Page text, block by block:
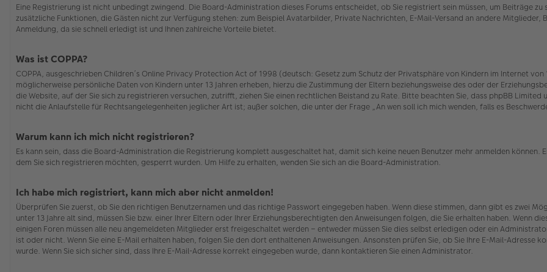
Eine Registrierung ist nicht unbedingt zwingend. Die Board-Administration dieses Forums entscheidet, ob Sie registriert sein müssen, um Beiträge
zusätzliche Funktionen, die Gästen nicht zur Verfügung stehen: zum Beispiel Avatarbilder, Private Nachrichten, E-Mail-Versand an andere
Anmeldung, da sie schnell erledigt ist und Ihnen zahlreiche Vorteile bietet.
Was ist COPPA?
COPPA, ausgeschrieben Children’s Online Privacy Protection Act of 1998 (deutsch: Gesetz zum Schutz der Privatsphäre von Kindern im Internet
möglicherweise persönliche Daten von Kindern unter 13 Jahren erheben, hierzu die Zustimmung der Eltern beziehungsweise des oder der
die Website, auf der Sie sich zu registrieren versuchen, zutrifft, ziehen Sie einen rechtlichen Beistand zu Rate. Bitte beachten Sie, dass phpBB
nicht die Anlaufstelle für Rechtsangelegenheiten jeglicher Art ist; außer solchen, die unter der Frage „An wen soll ich mich wenden, falls es
Warum kann ich mich nicht registrieren?
Es kann sein, dass die Board-Administration die Registrierung komplett ausgeschaltet hat, damit sich keine neuen Benutzer mehr anmelden können.
dem Sie sich registrieren möchten, gesperrt wurden. Um Hilfe zu erhalten, wenden Sie sich an die Board-Administration.
Ich habe mich registriert, kann mich aber nicht anmelden!
Überprüfen Sie zuerst, ob Sie den richtigen Benutzernamen und das richtige Passwort eingegeben haben. Wenn diese stimmen, dann gibt es zwei
unter 13 Jahre alt sind, müssen Sie bzw. einer Ihrer Eltern oder Ihrer Erziehungsberechtigten den Anweisungen folgen, die Sie erhalten haben. Wenn
einigen Foren müssen alle neu angemeldeten Mitglieder erst freigeschaltet werden – entweder müssen Sie dies selbst erledigen oder ein
ist oder nicht. Wenn Sie eine E-Mail erhalten haben, folgen Sie den dort enthaltenen Anweisungen. Ansonsten prüfen Sie, ob Sie Ihre E-Mail-
wurde. Wenn Sie sich sicher sind, dass Ihre E-Mail-Adresse korrekt eingegeben wurde, dann kontaktieren Sie einen Administrator.